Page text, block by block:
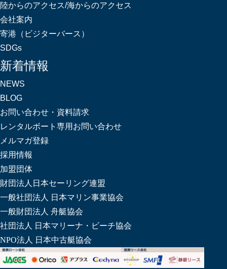
陸からのアクセス/海からのアクセス
会社案内
寄港（ビジターバース）
SDGs
新着情報
NEWS
BLOG
お問い合わせ・資料請求
レンタルボート専用お問い合わせ
メルマガ登録
採用情報
加盟団体
財団法人日本セーリング連盟
一般社団法人 日本マリン事業協会
一般財団法人 舟艇協会
社団法人 日本マリーナ・ビーチ協会
NPO法人 日本中古艇協会